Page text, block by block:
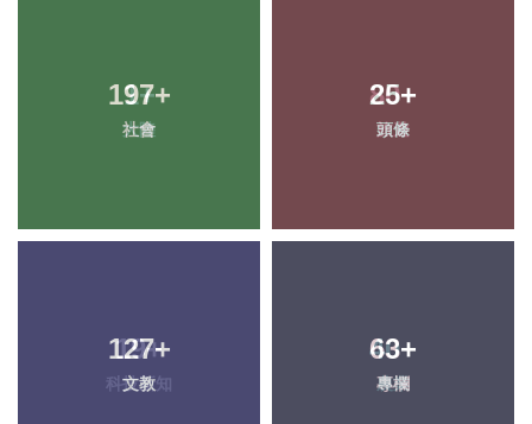
197+
社會
25+
頭條
127+
文教
63+
專欄